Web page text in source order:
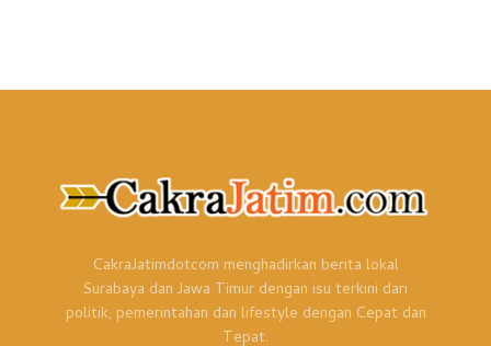
CakraJatimdotcom menghadirkan berita lokal
Surabaya dan Jawa Timur dengan isu terkini dari
politik, pemerintahan dan lifestyle dengan Cepat dan
Tepat.